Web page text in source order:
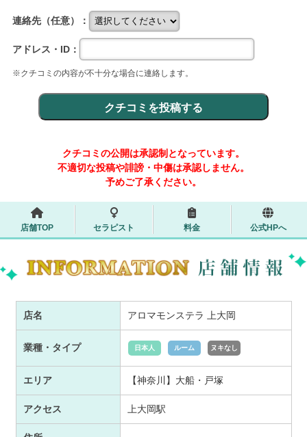
連絡先（任意）：
アドレス・ID：
※クチコミの内容が不十分な場合に連絡します。
クチコミの公開は承認制となっています。
不適切な投稿や誹謗・中傷は承認しません。
予めご了承ください。
店舗TOP セラピスト 料金 公式HPへ
店名 アロマモンステラ 上大岡
業種・タイプ 日本人 ルーム ヌキなし
エリア 【神奈川】大船・戸塚
アクセス 上大岡駅